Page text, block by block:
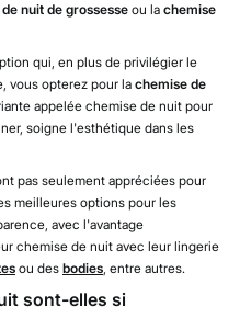
nuit de grossesse ou la chemise
qui, en plus de privilégier le
vous opterez pour la chemise de
appelée chemise de nuit pour
soigne l'esthétique dans les
pas seulement appréciées pour
meilleures options pour les
avec l'avantage
chemise de nuit avec leur lingerie
ou des bodies, entre autres.
sont-elles si